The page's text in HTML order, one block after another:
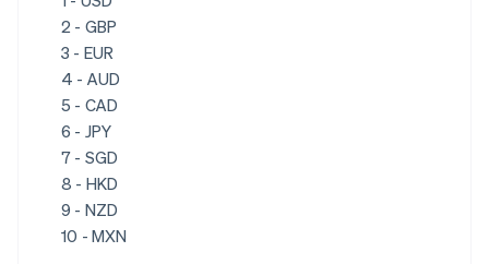
2 - GBP
3 - EUR
4 - AUD
5 - CAD
6 - JPY
7 - SGD
8 - HKD
9 - NZD
10 - MXN
Rumänien
English
Schweden
Svenska
Schweiz
Deutsch
Singapur
English简体中文
Slowakei
English